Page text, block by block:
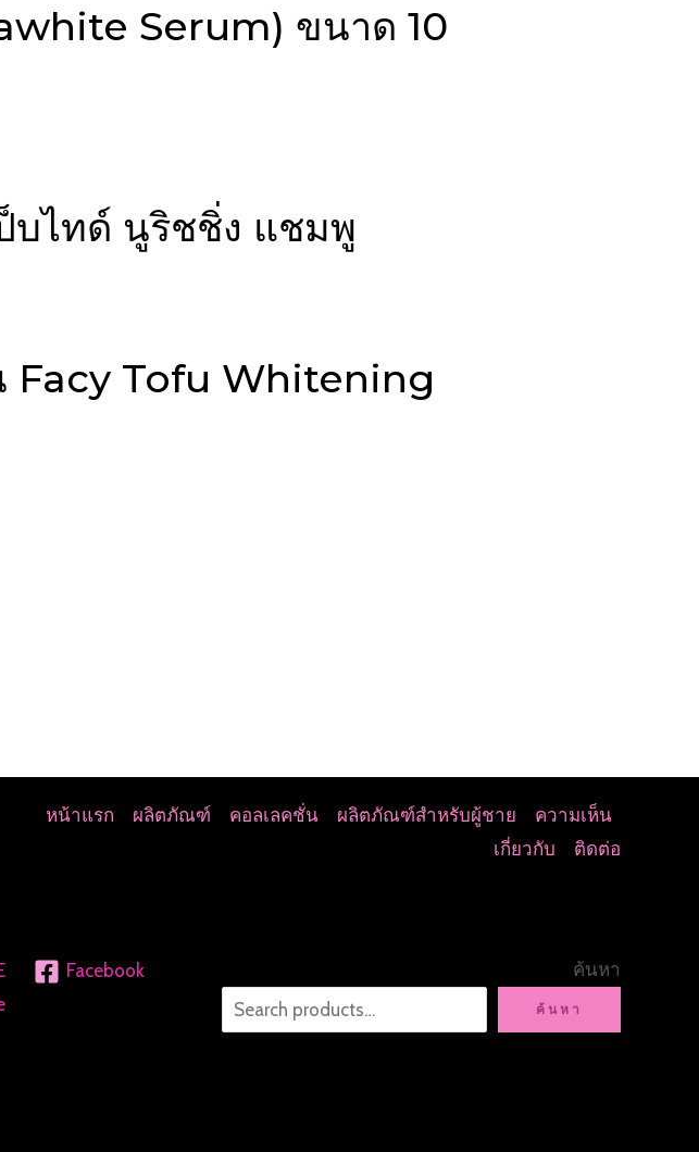
Serum) ขนาด 10
บไทด์ นูริชชิ่ง แชมพู
Facy Tofu Whitening
หน้าแรก ผลิตภัณฑ์ คอลเลคชั่น ผลิตภัณฑ์สำหรับผู้ชาย
ความเห็น
เกี่ยวกับ
ติดต่อ
Facebook
ค้นหา
ค้นหา